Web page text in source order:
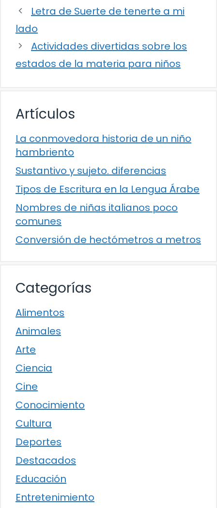
Letra de Suerte de tenerte a mi
lado
Actividades divertidas sobre los
estados de la materia para niños
Artículos
La conmovedora historia de un niño
hambriento
Sustantivo y sujeto. diferencias
Tipos de Escritura en la Lengua Árabe
Nombres de niñas italianos poco
comunes
Conversión de hectómetros a metros
Categorías
Alimentos
Animales
Arte
Ciencia
Cine
Conocimiento
Cultura
Deportes
Destacados
Educación
Entretenimiento